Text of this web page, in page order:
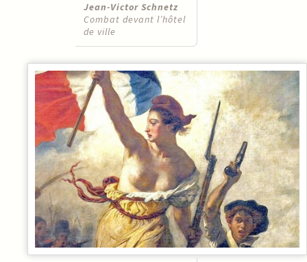
Jean-Victor Schnetz
Combat devant l’hôtel
de ville